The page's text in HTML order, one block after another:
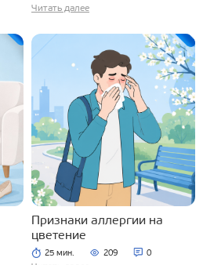
Читать далее
Признаки аллергии на
цветение
25 мин. 209 0